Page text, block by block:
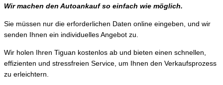
Wir machen den Autoankauf so einfach wie möglich.
Sie müssen nur die erforderlichen Daten online eingeben, und wir
senden Ihnen ein individuelles Angebot zu.
Wir holen Ihren Tiguan kostenlos ab und bieten einen schnellen,
effizienten und stressfreien Service, um Ihnen den Verkaufsprozess
zu erleichtern.